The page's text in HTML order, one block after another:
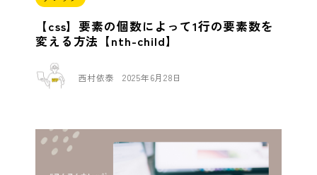
【css】要素の個数によって1行の要素数を
変える方法【nth-child】
西村依泰 2025年6月28日